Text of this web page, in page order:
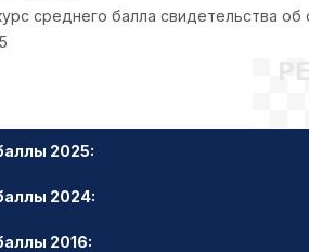
среднего балла свидетельства
2025:
2024:
2016: